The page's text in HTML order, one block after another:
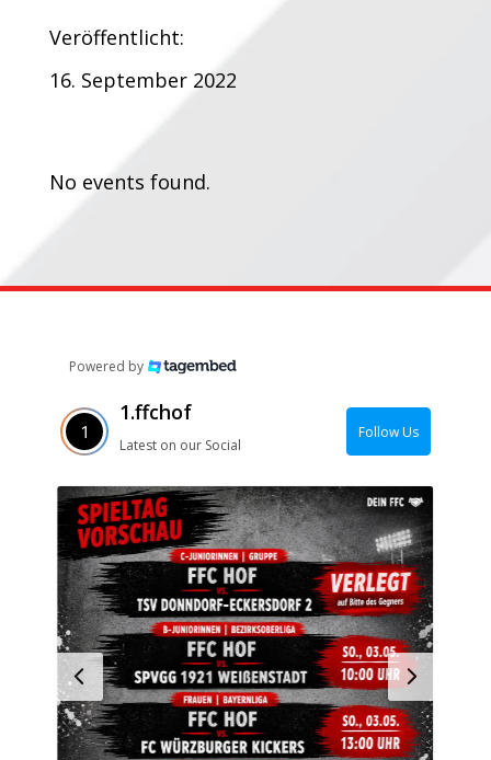
Veröffentlicht:
16. September 2022
No events found.
Powered by
1.ffchof
Latest on our Social
Follow Us